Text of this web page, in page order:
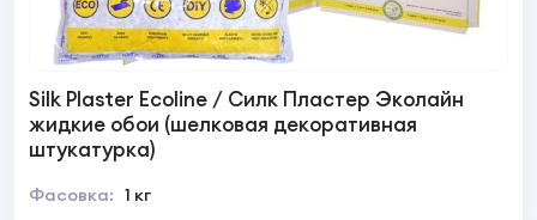
Silk Plaster Ecoline / Силк Пластер Эколайн
жидкие обои (шелковая декоративная
штукатурка)
Фасовка: 1 кг